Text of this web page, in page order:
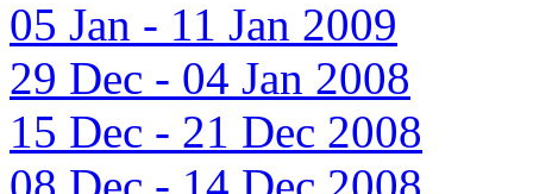
05 Jan - 11 Jan 2009
29 Dec - 04 Jan 2008
15 Dec - 21 Dec 2008